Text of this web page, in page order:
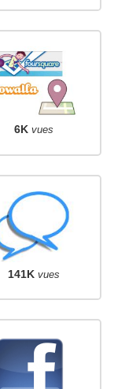
6K vues
141K vues